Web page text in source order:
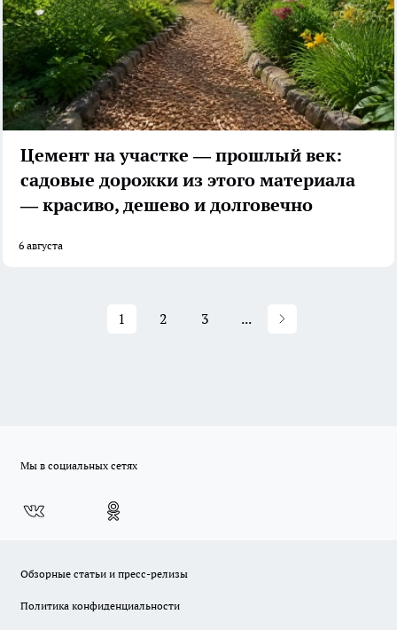
Цемент на участке — прошлый век:
садовые дорожки из этого материала
— красиво, дешево и долговечно
6 августа
1 2 3 ...
Мы в социальных сетях
Обзорные статьи и пресс-релизы
Политика конфиденциальности